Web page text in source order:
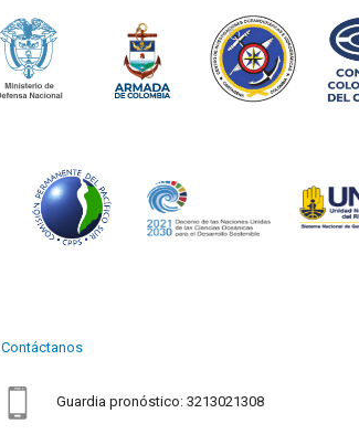
Contáctanos
Guardia pronóstico: 3213021308